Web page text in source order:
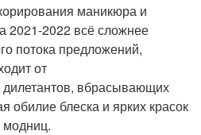
маникюра и
2021-2022 всё сложнее
потока предложений,
от
вбрасывающих
обилие блеска и ярких красок
модниц.